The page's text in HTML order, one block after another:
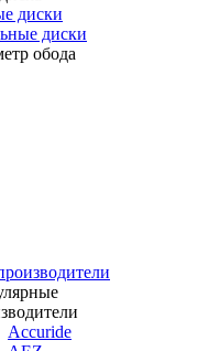
диски
диски
обода
Accuride